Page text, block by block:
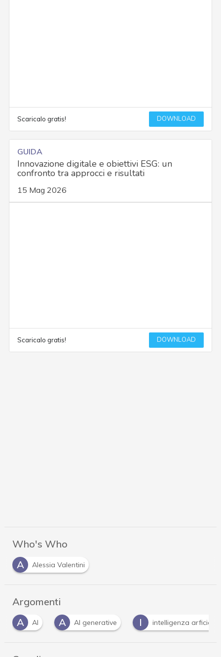
Scaricalo gratis! DOWNLOAD
GUIDA
Innovazione digitale e obiettivi ESG: un
confronto tra approcci e risultati
15 Mag 2026
Scaricalo gratis! DOWNLOAD
Who's Who
A
Alessia Valentini
Argomenti
A
AI A AI generative intelligenza arficiale